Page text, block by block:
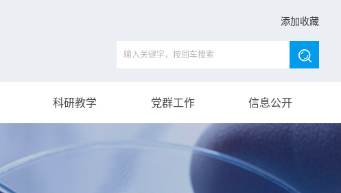
添加收藏
科研教学 党群工作 信息公开